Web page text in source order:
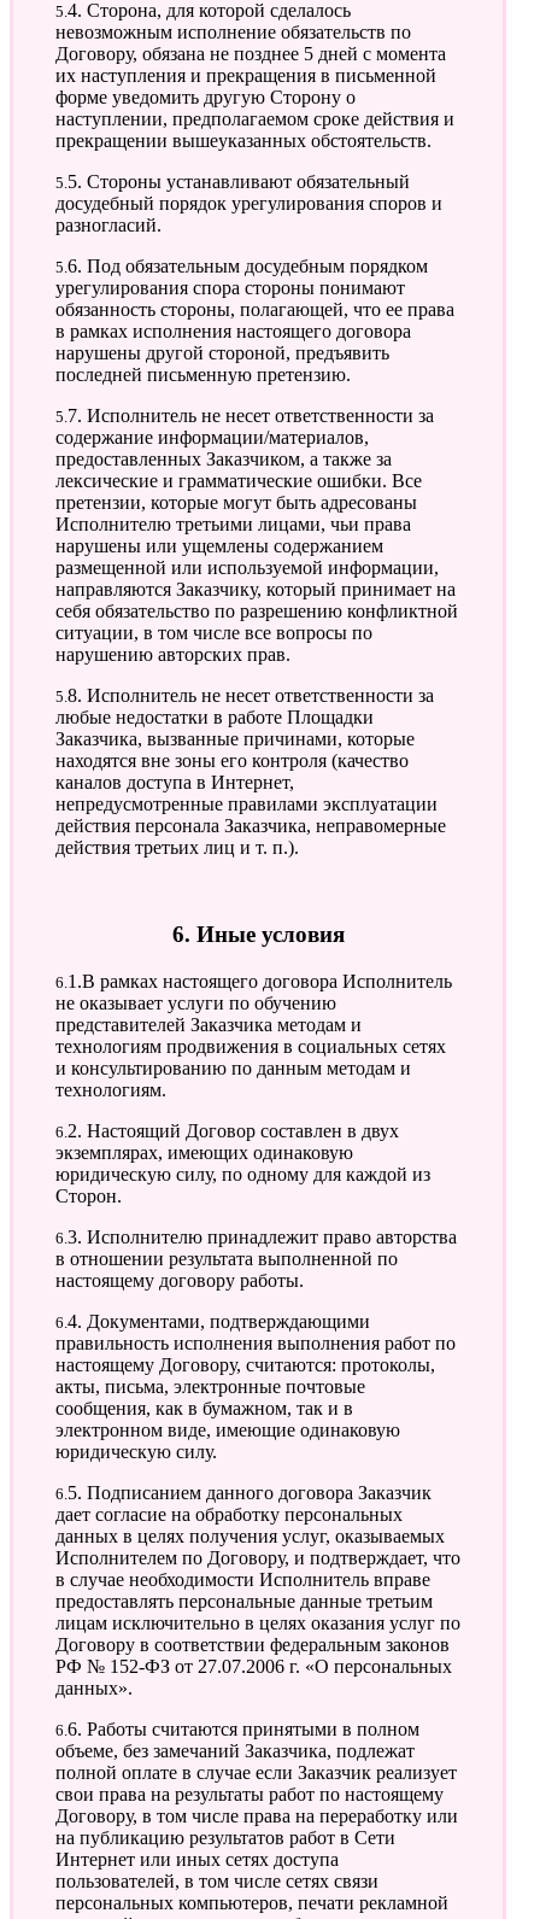
5.4. Сторона, для которой сделалось
невозможным исполнение обязательств по
Договору, обязана не позднее 5 дней с момента
их наступления и прекращения в письменной
форме уведомить другую Сторону о
наступлении, предполагаемом сроке действия и
прекращении вышеуказанных обстоятельств.
5.5. Стороны устанавливают обязательный
досудебный порядок урегулирования споров и
разногласий.
5.6. Под обязательным досудебным порядком
урегулирования спора стороны понимают
обязанность стороны, полагающей, что ее права
в рамках исполнения настоящего договора
нарушены другой стороной, предъявить
последней письменную претензию.
5.7. Исполнитель не несет ответственности за
содержание информации/материалов,
предоставленных Заказчиком, а также за
лексические и грамматические ошибки. Все
претензии, которые могут быть адресованы
Исполнителю третьими лицами, чьи права
нарушены или ущемлены содержанием
размещенной или используемой информации,
направляются Заказчику, который принимает на
себя обязательство по разрешению конфликтной
ситуации, в том числе все вопросы по
нарушению авторских прав.
5.8. Исполнитель не несет ответственности за
любые недостатки в работе Площадки
Заказчика, вызванные причинами, которые
находятся вне зоны его контроля (качество
каналов доступа в Интернет,
непредусмотренные правилами эксплуатации
действия персонала Заказчика, неправомерные
действия третьих лиц и т. п.).
6. Иные условия
6.1.В рамках настоящего договора Исполнитель
не оказывает услуги по обучению
представителей Заказчика методам и
технологиям продвижения в социальных сетях
и консультированию по данным методам и
технологиям.
6.2. Настоящий Договор составлен в двух
экземплярах, имеющих одинаковую
юридическую силу, по одному для каждой из
Сторон.
6.3. Исполнителю принадлежит право авторства
в отношении результата выполненной по
настоящему договору работы.
6.4. Документами, подтверждающими
правильность исполнения выполнения работ по
настоящему Договору, считаются: протоколы,
акты, письма, электронные почтовые
сообщения, как в бумажном, так и в
электронном виде, имеющие одинаковую
юридическую силу.
6.5. Подписанием данного договора Заказчик
дает согласие на обработку персональных
данных в целях получения услуг, оказываемых
Исполнителем по Договору, и подтверждает, что
в случае необходимости Исполнитель вправе
предоставлять персональные данные третьим
лицам исключительно в целях оказания услуг по
Договору в соответствии федеральным законов
РФ № 152-ФЗ от 27.07.2006 г. «О персональных
данных».
6.6. Работы считаются принятыми в полном
объеме, без замечаний Заказчика, подлежат
полной оплате в случае если Заказчик реализует
свои права на результаты работ по настоящему
Договору, в том числе права на переработку или
на публикацию результатов работ в Сети
Интернет или иных сетях доступа
пользователей, в том числе сетях связи
персональных компьютеров, печати рекламной